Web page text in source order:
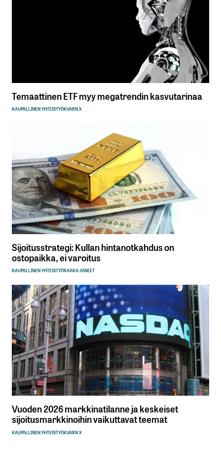
Temaattinen ETF myy megatrendin kasvutarinaa
KAUPALLINEN YHTEISTYÖKVARN X
Sijoitusstrategi: Kullan hintanotkahdus on
ostopaikka, ei varoitus
KAUPALLINEN YHTEISTYÖRAAKA-AINEET
Vuoden 2026 markkinatilanne ja keskeiset
sijoitusmarkkinoihin vaikuttavat teemat
KAUPALLINEN YHTEISTYÖKVARN X